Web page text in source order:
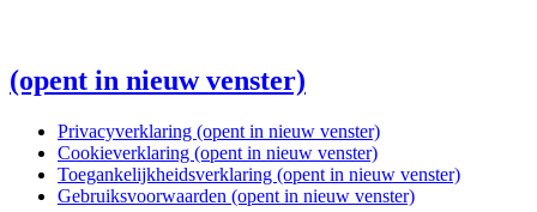
(opent in nieuw venster)
Privacyverklaring (opent in nieuw venster)
Cookieverklaring (opent in nieuw venster)
Toegankelijkheidsverklaring (opent in nieuw venster)
Gebruiksvoorwaarden (opent in nieuw venster)